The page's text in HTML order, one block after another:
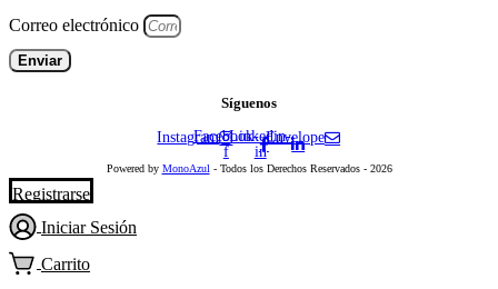
Correo electrónico
Enviar
Síguenos
InstagramFacebook-
f
Linkedin-
in
Envelope
Powered by MonoAzul- Todos los Derechos Reservados - 2026
Registrarse
Iniciar Sesión
Carrito